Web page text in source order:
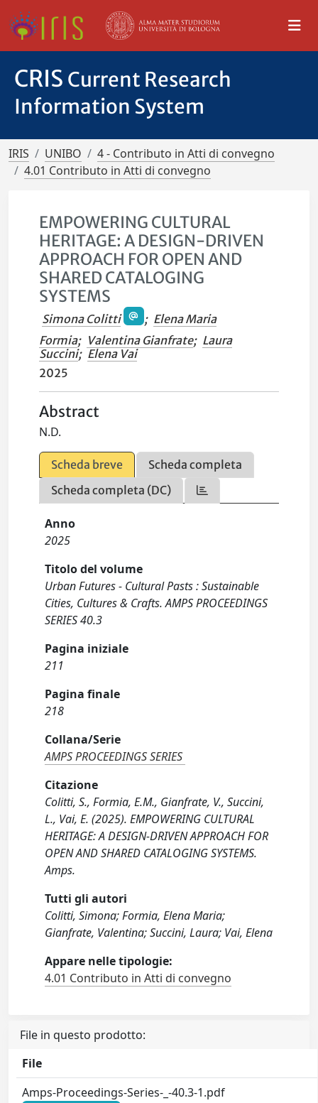
CRIS Current Research
Information System
IRIS UNIBO
4 - Contributo in Atti di convegno
4.01 Contributo in Atti di convegno
EMPOWERING CULTURAL
HERITAGE: A DESIGN-DRIVEN
APPROACH FOR OPEN AND
SHARED CATALOGING
SYSTEMS
Simona Colitti ; Elena Maria
Formia; Valentina Gianfrate; Laura
Succini; Elena Vai
2025
Abstract
N.D.
Scheda breve
Scheda completa
Scheda completa (DC)
Anno
2025
Titolo del volume
Urban Futures - Cultural Pasts : Sustainable
Cities, Cultures & Crafts. AMPS PROCEEDINGS
SERIES 40.3
Pagina iniziale
211
Pagina finale
218
Collana/Serie
AMPS PROCEEDINGS SERIES
Citazione
Colitti, S., Formia, E.M., Gianfrate, V., Succini,
L., Vai, E. (2025). EMPOWERING CULTURAL
HERITAGE: A DESIGN-DRIVEN APPROACH FOR
OPEN AND SHARED CATALOGING SYSTEMS.
Amps.
Tutti gli autori
Colitti, Simona; Formia, Elena Maria;
Gianfrate, Valentina; Succini, Laura; Vai, Elena
Appare nelle tipologie:
4.01 Contributo in Atti di convegno
File in questo prodotto:
File
Amps-Proceedings-Series-_-40.3-1.pdf